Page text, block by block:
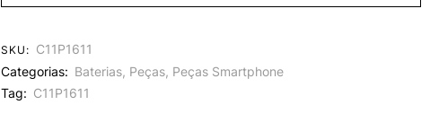
SKU: C11P1611
Categorias: Baterias, Peças, Peças Smartphone
Tag: C11P1611